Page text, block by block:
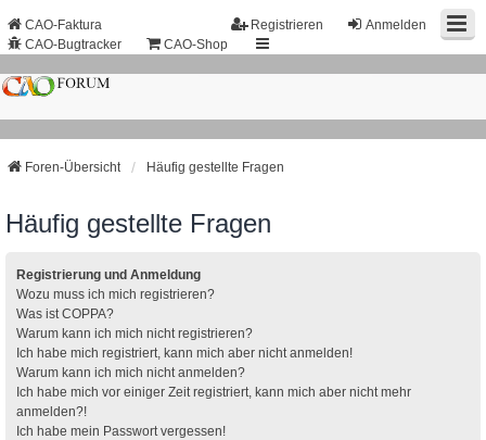
Anmelden
Registrieren
CAO-Faktura
CAO-Bugtracker
CAO-Shop
Foren-Übersicht Häufig gestellte Fragen
Häufig gestellte Fragen
Registrierung und Anmeldung
Wozu muss ich mich registrieren?
Was ist COPPA?
Warum kann ich mich nicht registrieren?
Ich habe mich registriert, kann mich aber nicht anmelden!
Warum kann ich mich nicht anmelden?
Ich habe mich vor einiger Zeit registriert, kann mich aber nicht mehr
anmelden?!
Ich habe mein Passwort vergessen!